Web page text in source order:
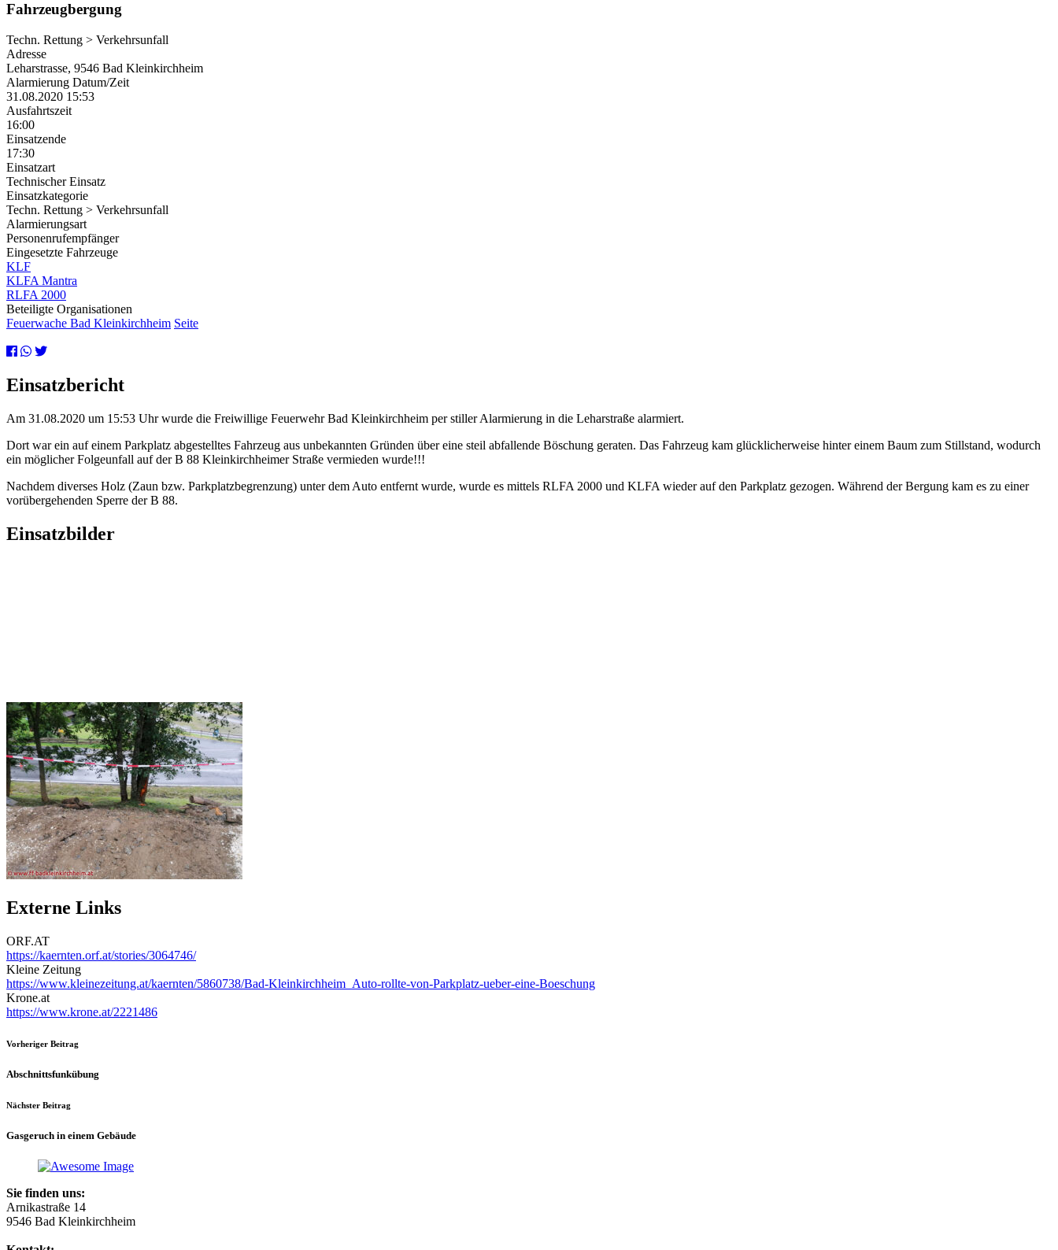
Fahrzeugbergung
Techn. Rettung > Verkehrsunfall
Adresse
Leharstrasse, 9546 Bad Kleinkirchheim
Alarmierung Datum/Zeit
31.08.2020 15:53
Ausfahrtszeit
16:00
Einsatzende
17:30
Einsatzart
Technischer Einsatz
Einsatzkategorie
Techn. Rettung > Verkehrsunfall
Alarmierungsart
Personenrufempfänger
Eingesetzte Fahrzeuge
KLF
KLFA Mantra
RLFA 2000
Beteiligte Organisationen
Feuerwache Bad Kleinkirchheim Seite
Einsatzbericht
Am 31.08.2020 um 15:53 Uhr wurde die Freiwillige Feuerwehr Bad Kleinkirchheim per stiller Alarmierung in die Leharstraße alarmiert.
Dort war ein auf einem Parkplatz abgestelltes Fahrzeug aus unbekannten Gründen über eine steil abfallende Böschung geraten. Das Fahrzeug kam glücklicherweise hinter einem Baum zum Stillstand, wodurch
ein möglicher Folgeunfall auf der B 88 Kleinkirchheimer Straße vermieden wurde!!!
Nachdem diverses Holz (Zaun bzw. Parkplatzbegrenzung) unter dem Auto entfernt wurde, wurde es mittels RLFA 2000 und KLFA wieder auf den Parkplatz gezogen. Während der Bergung kam es zu einer
vorübergehenden Sperre der B 88.
Einsatzbilder
Externe Links
ORF.AT
https://kaernten.orf.at/stories/3064746/
Kleine Zeitung
https://www.kleinezeitung.at/kaernten/5860738/Bad-Kleinkirchheim_Auto-rollte-von-Parkplatz-ueber-eine-Boeschung
Krone.at
https://www.krone.at/2221486
Vorheriger Beitrag
Abschnittsfunkübung
Nächster Beitrag
Gasgeruch in einem Gebäude
Sie finden uns:
Arnikastraße 14
9546 Bad Kleinkirchheim